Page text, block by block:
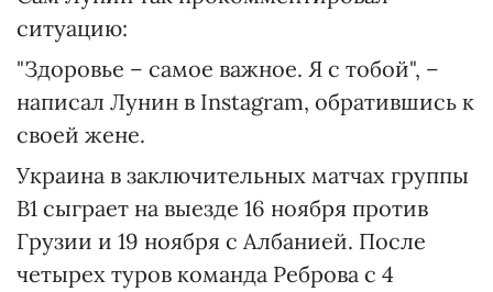
ситуацию:
"Здоровье – самое важное. Я с тобой", –
написал Лунин в Instagram, обратившись к
своей жене.
Украина в заключительных матчах группы
B1 сыграет на выезде 16 ноября против
Грузии и 19 ноября с Албанией. После
четырех туров команда Реброва с 4